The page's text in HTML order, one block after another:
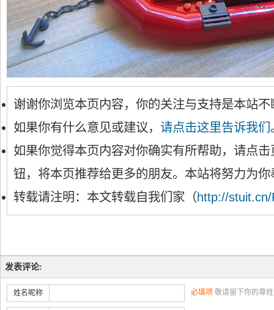
谢谢你浏览本页内容，你的关注与支持是本站
如果你有什么意见或建议， 请点击这里告诉我们
如果你觉得本页内容对你确实有所帮助，请点
钮，将本页推荐给更多的朋友。本站将努力为
转载请注明：本文转载自我们家（ http://
发表评论:
姓名昵称 必填项 敬请留下你的尊